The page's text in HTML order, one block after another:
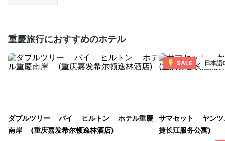
重慶旅行におすすめのホテル
ダブルツリー バイ ヒルトン ホテル重慶
南岸 (重庆嘉发希尔顿逸林酒店)
SALE 日本語
サマセット ヤン
捷长江服务公寓)